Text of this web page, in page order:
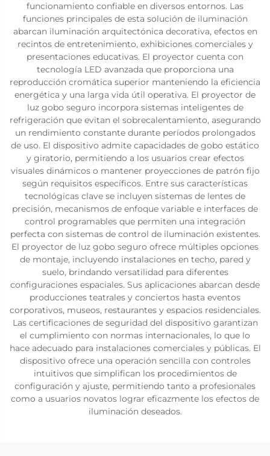
funcionamiento confiable en diversos entornos. Las
funciones principales de esta solución de iluminación
abarcan iluminación arquitectónica decorativa, efectos en
recintos de entretenimiento, exhibiciones comerciales y
presentaciones educativas. El proyector cuenta con
tecnología LED avanzada que proporciona una
reproducción cromática superior manteniendo la eficiencia
energética y una larga vida útil operativa. El proyector de
luz gobo seguro incorpora sistemas inteligentes de
refrigeración que evitan el sobrecalentamiento, asegurando
un rendimiento constante durante períodos prolongados
de uso. El dispositivo admite capacidades de gobo estático
y giratorio, permitiendo a los usuarios crear efectos
visuales dinámicos o mantener proyecciones de patrón fijo
según requisitos específicos. Entre sus características
tecnológicas clave se incluyen sistemas de lentes de
precisión, mecanismos de enfoque variable e interfaces de
control programables que permiten una integración
perfecta con sistemas de control de iluminación existentes.
El proyector de luz gobo seguro ofrece múltiples opciones
de montaje, incluyendo instalaciones en techo, pared y
suelo, brindando versatilidad para diferentes
configuraciones espaciales. Sus aplicaciones abarcan desde
producciones teatrales y conciertos hasta eventos
corporativos, museos, restaurantes y espacios residenciales.
Las certificaciones de seguridad del dispositivo garantizan
el cumplimiento con normas internacionales, lo que lo
hace adecuado para instalaciones comerciales y públicas. El
dispositivo ofrece una operación sencilla con controles
intuitivos que simplifican los procedimientos de
configuración y ajuste, permitiendo tanto a profesionales
como a usuarios novatos lograr eficazmente los efectos de
iluminación deseados.